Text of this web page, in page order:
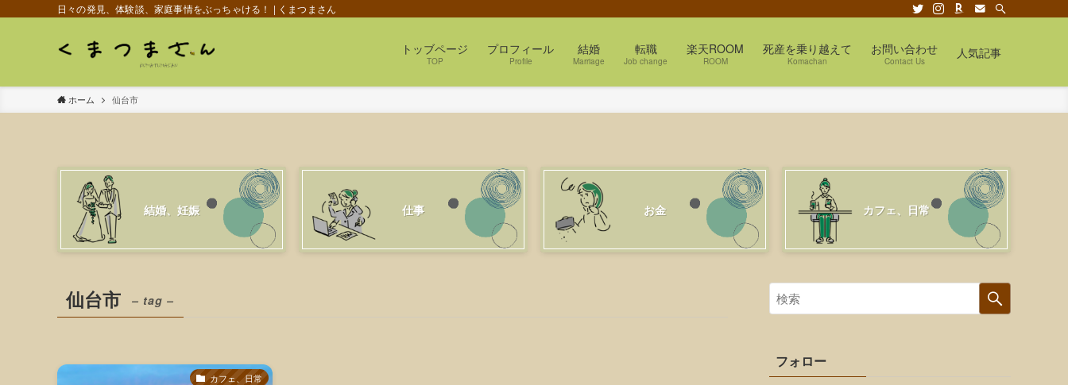
日々の発見、体験談、家庭事情をぶっちゃける！ | くまつまさん
トッブページ
TOP
プロフィール
Profile
結婚
Marriage
転職
Job change
楽天ROOM
ROOM
死産を乗り越えて
Komachan
お問い合わせ
Contact Us
人気記事
ホーム 仙台市
結婚、妊娠 仕事 お金 カフェ、日常
仙台市 – tag –
カフェ、日常
フォロー